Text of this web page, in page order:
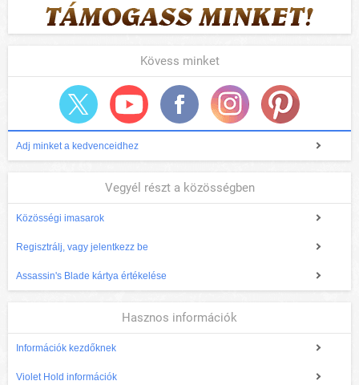
Kövess minket
Adj minket a kedvenceidhez
Vegyél részt a közösségben
Közösségi imasarok
Regisztrálj, vagy jelentkezz be
Assassin's Blade kártya értékelése
Hasznos információk
Információk kezdőknek
Violet Hold információk